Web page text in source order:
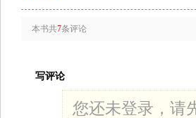
本书共7条评论
写评论
您还未登录，请